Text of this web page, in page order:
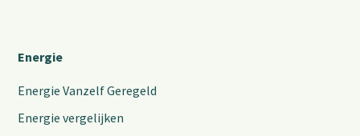
Energie
Energie Vanzelf Geregeld
Energie vergelijken